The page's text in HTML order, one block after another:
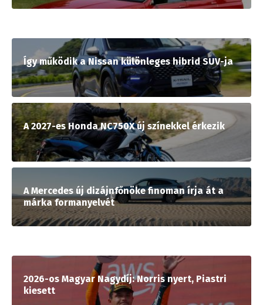
Így működik a Nissan különleges hibrid SUV-ja
A 2027-es Honda NC750X új színekkel érkezik
A Mercedes új dizájnfőnöke finoman írja át a
márka formanyelvét
2026-os Magyar Nagydíj: Norris nyert, Piastri
kiesett